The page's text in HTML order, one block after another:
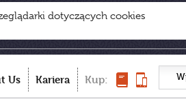
dotyczących cookies
Us Kariera Kup: